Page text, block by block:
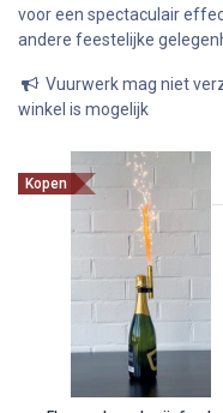
voor een spectaculair
andere feestelijke
Vuurwerk mag niet
winkel is mogelijk
Kopen